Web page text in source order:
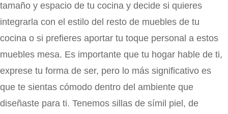
tamaño y espacio de tu cocina y decide si quieres
integrarla con el estilo del resto de muebles de tu
cocina o si prefieres aportar tu toque personal a estos
muebles mesa. Es importante que tu hogar hable de ti,
exprese tu forma de ser, pero lo más significativo es
que te sientas cómodo dentro del ambiente que
diseñaste para ti. Tenemos sillas de símil piel, de